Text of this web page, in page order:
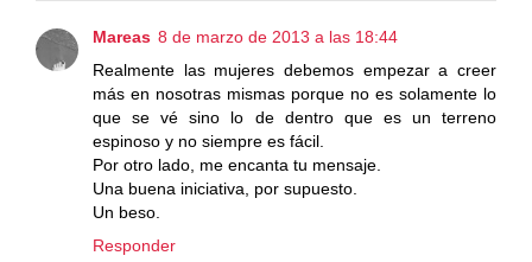
Mareas 8 de marzo de 2013 a las 18:44
Realmente las mujeres debemos empezar a creer
más en nosotras mismas porque no es solamente lo
que se vé sino lo de dentro que es un terreno
espinoso y no siempre es fácil.
Por otro lado, me encanta tu mensaje.
Una buena iniciativa, por supuesto.
Un beso.
Responder